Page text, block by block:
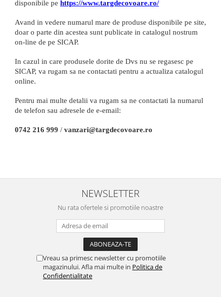
disponibile pe https://www.targdecovoare.ro/
Avand in vedere numarul mare de produse disponibile pe site,
doar o parte din acestea sunt publicate in catalogul nostrum
on-line de pe SICAP.
In cazul in care produsele dorite de Dvs nu se regasesc pe
SICAP, va rugam sa ne contactati pentru a actualiza catalogul
online.
Pentru mai multe detalii va rugam sa ne contactati la numarul
de telefon sau adresele de e-email:
0742 216 999 / vanzari@targdecovoare.ro
NEWSLETTER
Nu rata ofertele si promotiile noastre
Vreau sa primesc newsletter cu promotiile
magazinului. Afla mai multe in Politica de
Confidentialitate